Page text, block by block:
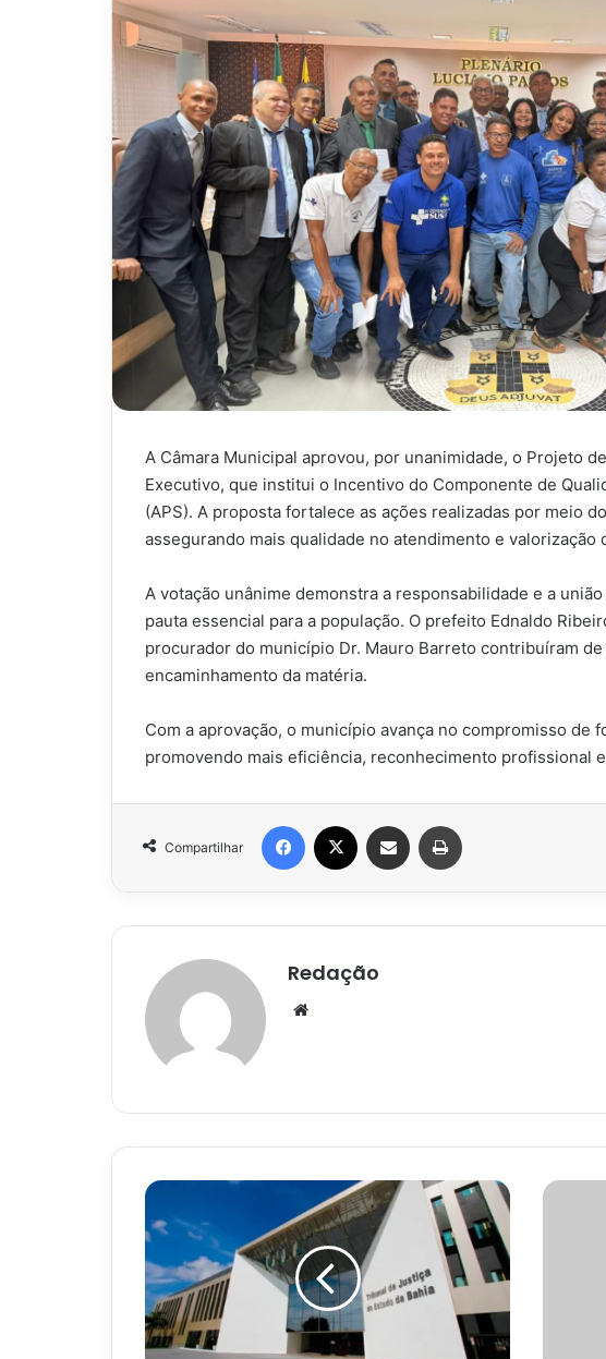
A Câmara Municipal aprovou, por unanimidade, o Projeto
Executivo, que institui o Incentivo do Componente de
(APS). A proposta fortalece as ações realizadas por meio
assegurando mais qualidade no atendimento e valorização
A votação unânime demonstra a responsabilidade e a
pauta essencial para a população. O prefeito Ednaldo
procurador do município Dr. Mauro Barreto contribuíram
encaminhamento da matéria.
Com a aprovação, o município avança no compromisso de
promovendo mais eficiência, reconhecimento profissional
Compartilhar
Facebook Compartilhar via e-mail
Redação
Tribunal
Justiça
da
Bahia
abre
inscrições
para
Vereador